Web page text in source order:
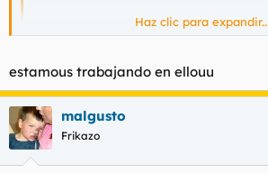
si eso subo el videoclip de smack my
Hazlo, please.
Haz clic para
estamous trabajando en ellouu
malgusto
Frikazo